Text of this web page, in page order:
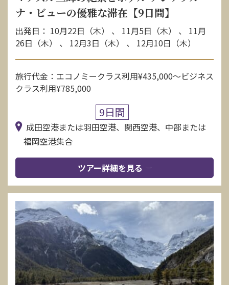
ナ・ビューの優雅な滞在【9日間】
出発日： 10月22日（木） 、 11月5日（木） 、 11月
26日（木） 、 12月3日（木） 、 12月10日（木）
旅行代金：エコノミークラス利用¥435,000〜ビジネス
クラス利用¥785,000
9日間
成田空港または羽田空港、関西空港、中部または
福岡空港集合
ツアー詳細を見る